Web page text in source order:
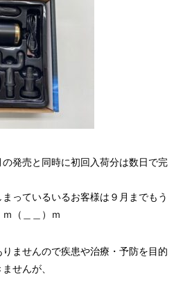
発売と同時に初回入荷分は数日で完
っているいるお客様は９月までもう
（＿＿）ｍ
ませんので疾患や治療・予防を目的
せんが、